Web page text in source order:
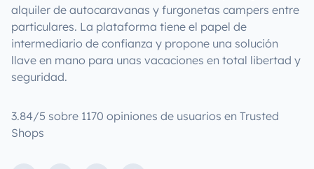
alquiler de autocaravanas y furgonetas campers entre
particulares. La plataforma tiene el papel de
intermediario de confianza y propone una solución
llave en mano para unas vacaciones en total libertad y
seguridad.
3.84/5 sobre 1170 opiniones de usuarios en Trusted
Shops